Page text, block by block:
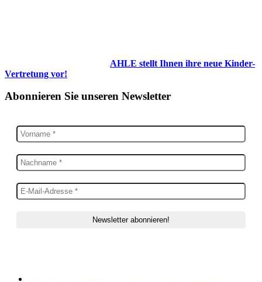
AHLE stellt Ihnen ihre neue Kinder-
Vertretung vor!
Abonnieren Sie unseren Newsletter